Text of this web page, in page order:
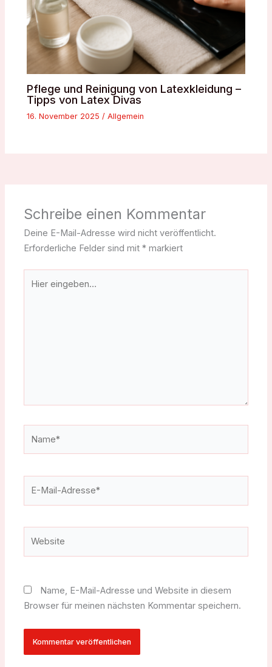
Pflege und Reinigung von Latexkleidung –
Tipps von Latex Divas
16. November 2025 /Allgemein
Schreibe einen Kommentar
Deine E-Mail-Adresse wird nicht veröffentlicht.
Erforderliche Felder sind mit* markiert
eingeben…
Name, E-Mail-Adresse und Website in diesem
Browser für meinen nächsten Kommentar speichern.